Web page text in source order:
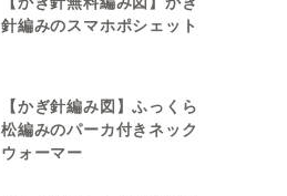
針編みのスマホポシェット
【かぎ針編み図】ふっくら
松編みのパーカ付きネック
ウォーマー